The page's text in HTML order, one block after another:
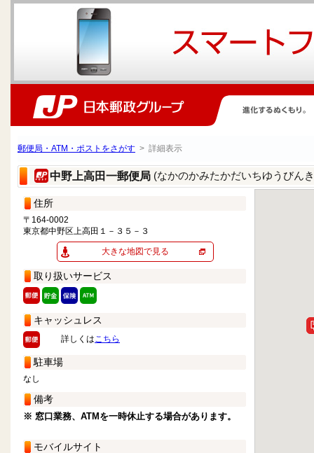
郵便局・ATM・ポストをさがす > 詳細表示
中野上高田一郵便局 (なかのかみたかだいちゆうびん
住所
〒164-0002
東京都中野区上高田１－３５－３
大きな地図で見る
取り扱いサービス
キャッシュレス
詳しくはこちら
駐車場
なし
備考
※ 窓口業務、ATMを一時休止する場合があります。
モバイルサイト